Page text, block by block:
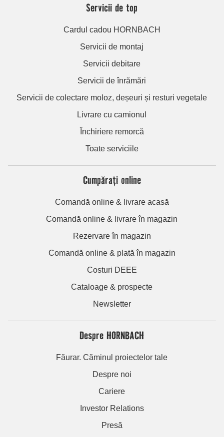
Servicii de top
Cardul cadou HORNBACH
Servicii de montaj
Servicii debitare
Servicii de înrămări
Servicii de colectare moloz, deșeuri și resturi vegetale
Livrare cu camionul
Închiriere remorcă
Toate serviciile
Cumpărați online
Comandă online & livrare acasă
Comandă online & livrare în magazin
Rezervare în magazin
Comandă online & plată în magazin
Costuri DEEE
Cataloage & prospecte
Newsletter
Despre HORNBACH
Făurar. Căminul proiectelor tale
Despre noi
Cariere
Investor Relations
Presă